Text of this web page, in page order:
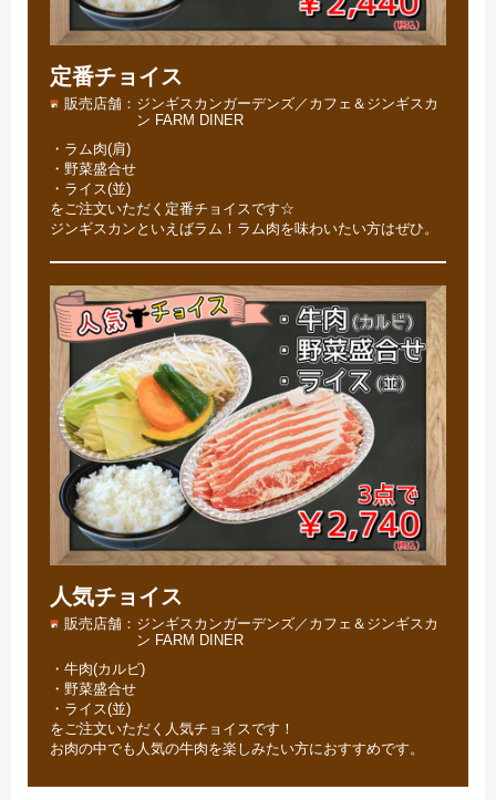
定番チョイス
販売店舗
ジンギスカンガーデンズ／カフェ＆ジンギスカ
ン FARM DINER
・ラム肉(肩)
・野菜盛合せ
・ライス(並)
をご注文いただく定番チョイスです☆
ジンギスカンといえばラム！ラム肉を味わいたい方はぜひ。
人気チョイス
販売店舗
ジンギスカンガーデンズ／カフェ＆ジンギスカ
ン FARM DINER
・牛肉(カルビ)
・野菜盛合せ
・ライス(並)
をご注文いただく人気チョイスです！
お肉の中でも人気の牛肉を楽しみたい方におすすめです。